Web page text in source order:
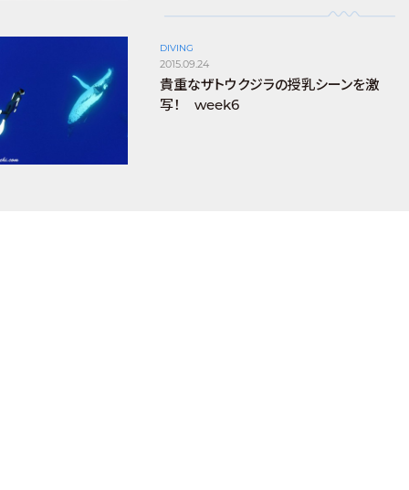
DIVING
2015.09.24
貴重なザトウクジラの授乳シーンを激
写！ week6